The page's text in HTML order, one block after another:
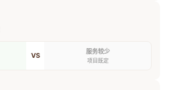
VS 服务较少
项目既定